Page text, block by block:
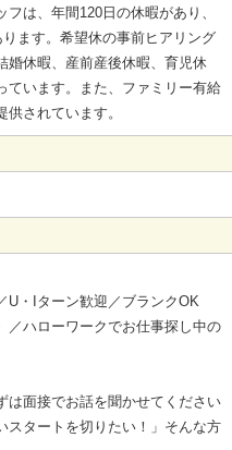
は、年間120日の休暇があり、
ます。希望休の事前ヒアリング
婚休暇、産前産後休暇、育児休
ています。また、ファミリー有給
されています。
U・Iターン歓迎／ブランクOK
／ハローワークでお仕事探し中の
面接でお話を聞かせてください
タートを切りたい！」そんな方